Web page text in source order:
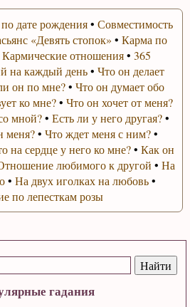
гадания
дате рождения• Совместимость
«Девять стопок» • Карма по
Кармические отношения•365
на каждый день• Что он делает
он по мне?•Что он думает обо
ко мне?• Что он хочет от меня?
мной?•Есть ли у него другая?•
меня?•Что ждет меня с ним?•
на сердце у него ко мне?• Как он
любимого к другой • На
•На двух иголках на любовь•
по лепесткам розы